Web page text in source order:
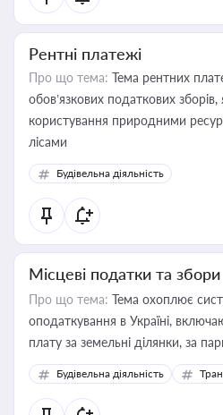
Рентні платежі
Про що тема: Тема рентних
обов’язкових податкових зборів,
користування природними
лісами
Будівельна діяльність
Місцеві податки та збори
Про що тема: Тема охоплює
оподаткування в Україні,
Будівельна діяльність